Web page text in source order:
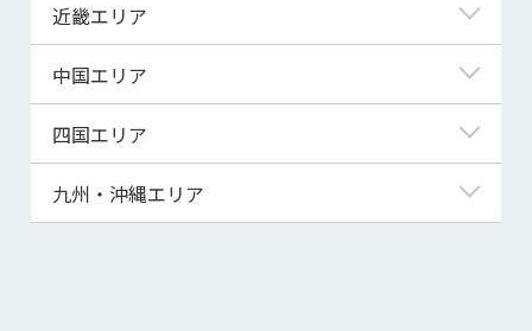
秋田県
山形県
千葉県
茨城県
群馬県
富山県
福井県
山梨県
長野県
岐阜県
静岡県
三重県
近畿エリア
滋賀県
京都府
大阪府
兵庫県
中国エリア
鳥取県
島根県
四国エリア
徳島県
九州・沖縄エリア